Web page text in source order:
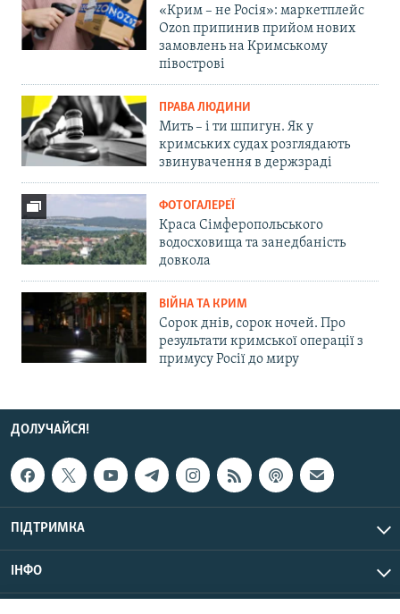
«Крим – не Росія»: маркетплейс
Ozon припинив прийом нових
замовлень на Кримському
півострові
ПРАВА ЛЮДИНИ
Мить – і ти шпигун. Як у
кримських судах розглядають
звинувачення в держзраді
ФОТОГАЛЕРЕЇ
Краса Сімферопольського
водосховища та занедбаність
довкола
ВІЙНА ТА КРИМ
Сорок днів, сорок ночей. Про
результати кримської операції з
примусу Росії до миру
ДОЛУЧАЙСЯ!
ПІДТРИМКА
ІНФО